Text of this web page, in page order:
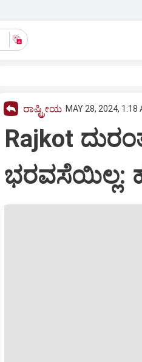
ರಾಷ್ಟ್ರೀಯ MAY 28, 2024, 1:18
Rajkot
ಭರವಸೆಯಿಲ್ಲ: